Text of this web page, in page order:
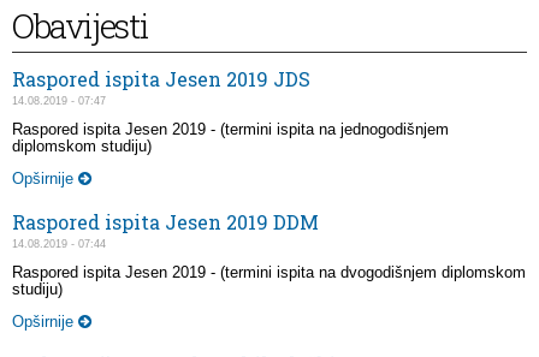
You are here
Obavijesti
Raspored ispita Jesen 2019 JDS
14.08.2019 - 07:47
Raspored ispita Jesen 2019 - (termini ispita na jednogodišnjem
diplomskom studiju)
Opširnije
Raspored ispita Jesen 2019 DDM
14.08.2019 - 07:44
Raspored ispita Jesen 2019 - (termini ispita na dvogodišnjem diplomskom
studiju)
Opširnije